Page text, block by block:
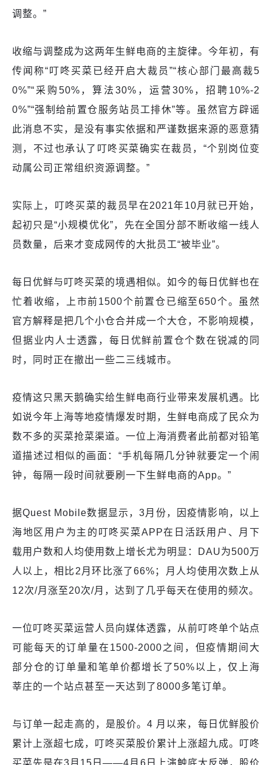
调整。”
收缩与调整成为这两年生鲜电商的主旋律。今年初，有
传闻称“叮咚买菜已经开启大裁员”“核心部门最高裁5
0%”“采购50%，算法30%，运营30%，招聘10%-2
0%”“强制给前置仓服务站员工排休”等。虽然官方辟谣
此消息不实，是没有事实依据和严谨数据来源的恶意猜
测，不过也承认了叮咚买菜确实在裁员，“个别岗位变
动属公司正常组织资源调整。”
实际上，叮咚买菜的裁员早在2021年10月就已开始，
起初只是“小规模优化”，先在全国分部不断收缩一线人
员数量，后来才变成网传的大批员工“被毕业”。
每日优鲜与叮咚买菜的境遇相似。如今的每日优鲜也在
忙着收缩，上市前1500个前置仓已缩至650个。虽然
官方解释是把几个小仓合并成一个大仓，不影响规模，
但据业内人士透露，每日优鲜前置仓个数在锐减的同
时，同时正在撤出一些二三线城市。
疫情这只黑天鹅确实给生鲜电商行业带来发展机遇。比
如说今年上海等地疫情爆发时期，生鲜电商成了民众为
数不多的买菜抢菜渠道。一位上海消费者此前都对铅笔
道描述过相似的画面：“手机每隔几分钟就要定一个闹
钟，每隔一段时间就要刷一下生鲜电商的App。”
据Quest Mobile数据显示，3月份，因疫情影响，以上
海地区用户为主的叮咚买菜APP在日活跃用户、月下
载用户数和人均使用数上增长尤为明显：DAU为500万
人以上，相比2月环比涨了66%；月人均使用次数上从
12次/月涨至20次/月，达到了几乎每天在使用的频次。
一位叮咚买菜运营人员向媒体透露，从前叮咚单个站点
可能每天的订单量在1500-2000之间，但疫情期间大
部分仓的订单量和笔单价都增长了50%以上，仅上海
莘庄的一个站点甚至一天达到了8000多笔订单。
与订单一起走高的，是股价。4 月以来，每日优鲜股价
累计上涨超七成，叮咚买菜股价累计上涨超九成。叮咚
买菜先是在3月15日——4月6日上演触底大反弹，股价